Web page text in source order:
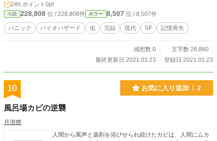
24h.ポイント 0pt
小説 228,808 位 / 228,808件 ホラー 8,507 位 / 8,507件
パニック バイオハザード 虫 完結 現代 SF 記憶喪失
感想数 0
文字数 26,860
最終更新日 2021.01.23
登録日 2021.01.23
10 お気に入り追加 2
風呂場カビの逆襲
月澄狸
人間から罵声と薬剤を浴びせられ続けたカビは、人間にムカ